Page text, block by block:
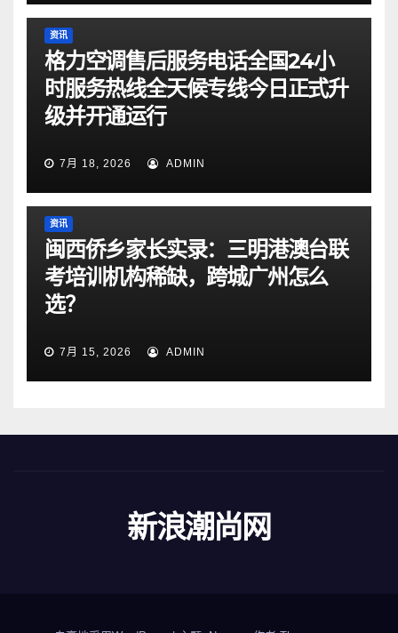
资讯
格力空调售后服务电话全国24小
时服务热线全天候专线今日正式升
级并开通运行
7月 18, 2026 ADMIN
资讯
闽西侨乡家长实录：三明港澳台联
考培训机构稀缺，跨城广州怎么
选？
7月 15, 2026 ADMIN
新浪潮尚网